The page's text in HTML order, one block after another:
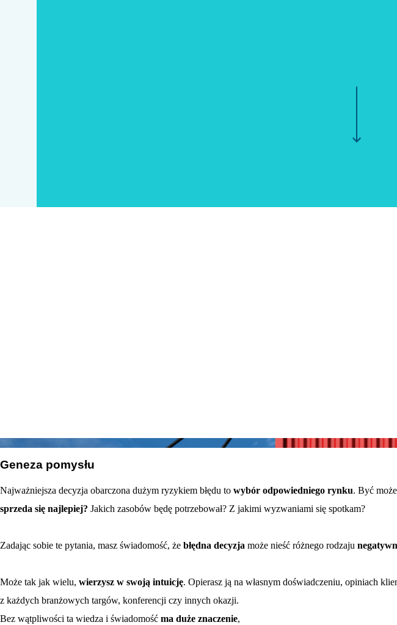
Geneza pomysłu
Najważniejsza decyzja obarczona dużym ryzykiem błędu to wybór odpowiedniego rynku. Być
sprzeda się najlepiej? Jakich zasobów będę potrzebował? Z jakimi wyzwaniami się spotkam?
Zadając sobie te pytania, masz świadomość, że błędna decyzja może nieść różnego rodzaju
Może tak jak wielu, wierzysz w swoją intuicję. Opierasz ją na własnym doświadczeniu, opiniach
z każdych branżowych targów, konferencji czy innych okazji.
Bez wątpliwości ta wiedza i świadomość ma duże znaczenie,